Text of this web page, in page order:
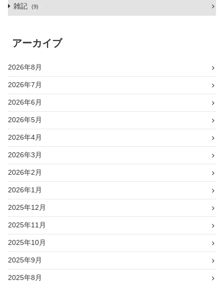
雑記 9
アーカイブ
2026年8月
2026年7月
2026年6月
2026年5月
2026年4月
2026年3月
2026年2月
2026年1月
2025年12月
2025年11月
2025年10月
2025年9月
2025年8月